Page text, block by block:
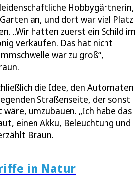
Hobbygärtnerin,
an, und dort war viel Platz
„Wir hatten zuerst ein Schild im
verkaufen. Das hat nicht
war zu groß“,
die Idee, den Automaten
Straßenseite, der sonst
umzubauen. „Ich habe das
einen Akku, Beleuchtung und
Braun.
in Natur